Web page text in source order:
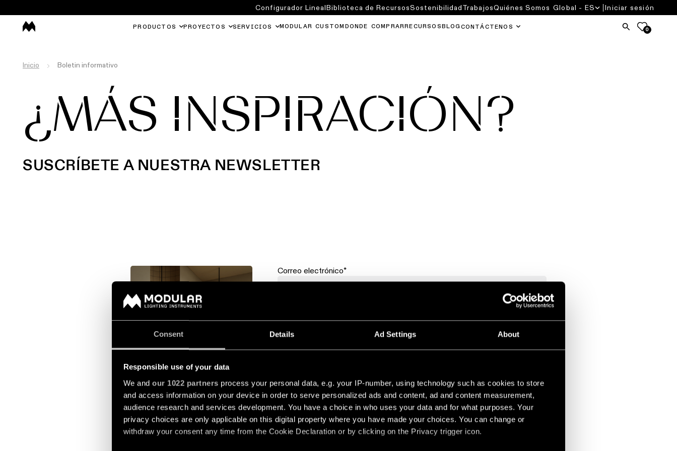
Consent Details Ad Settings About
Responsible use of your data
We and our 1022 partners process your personal data, e.g. your IP-number, using technology such as cookies to store
and access information on your device in order to serve personalized ads and content, ad and content measurement,
audience research and services development. You have a choice in who uses your data and for what purposes. Your
privacy choices are only applicable on this digital property where you have made your choices. You can change or
withdraw your consent any time from the Cookie Declaration or by clicking on the Privacy trigger icon.
PRODUCTOS PROYECTOS SERVICIOS MODULAR CUSTOM DONDE COMPRAR RECURSOS BLOG CONTÁCTENOS 0
Configurador LinealBiblioteca de RecursosSostenibilidadTrabajosQuiénes Somos Global - ES Iniciar sesión
Inicio Boletin informativo
¿MÁS INSPIRACIÓN?
SUSCRÍBETE A NUESTRA NEWSLETTER
Recibe inspiración lumínica,
proyectos de referencia y
invitaciones exclusivas
directamente en tu bandeja de
Correo electrónico*
País*
Deseo recibir comunicaciones promocionales personalizadas sobre productos,